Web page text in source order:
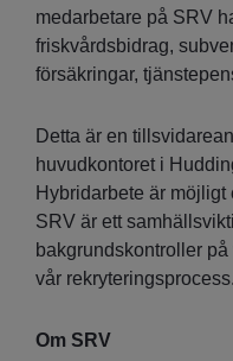
medarbetare på SRV
friskvårdsbidrag,
försäkringar,
Detta är en
huvudkontoret i
Hybridarbete är
SRV är ett
bakgrundskontroller
vår rekryteringsprocess.
Om SRV